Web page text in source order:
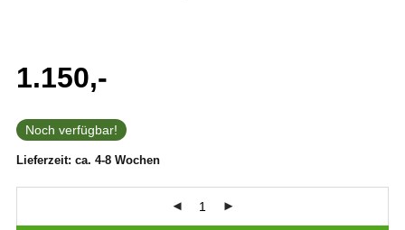
1.150,-
Noch verfügbar!
Lieferzeit: ca. 4-8 Wochen